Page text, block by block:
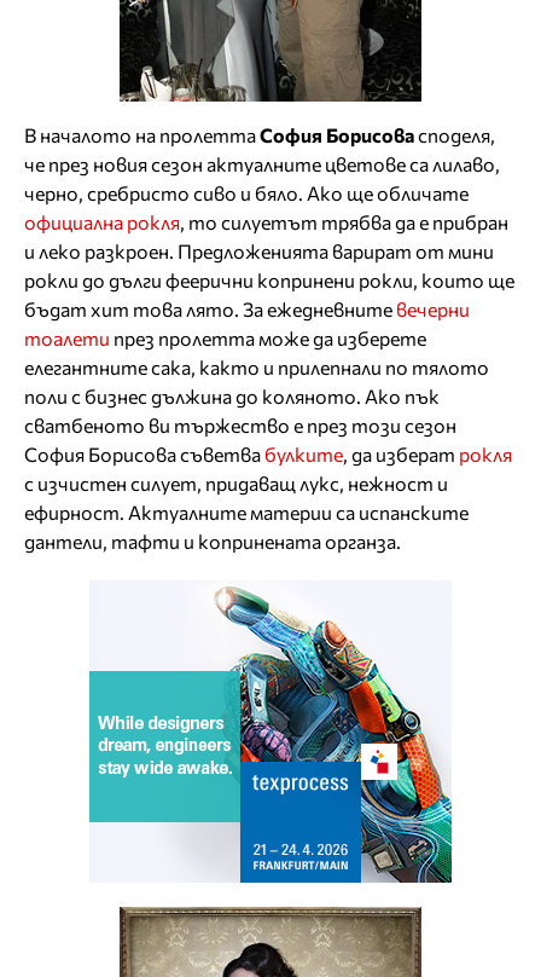
В началото на пролеттаСофия Борисовасподеля,
че през новия сезон актуалните цветове са лилаво,
черно, сребристо сиво и бяло. Ако ще обличате
официална рокля , то силуетът трябва да е прибран
и леко разкроен. Предложенията варират от мини
рокли до дълги феерични копринени рокли, които ще
бъдат хит това лято. За ежедневните вечерни
тоалети през пролетта може да изберете
елегантните сака, както и прилепнали по тялото
поли с бизнес дължина до коляното. Ако пък
сватбеното ви тържество е през този сезон
София Борисова съветва булките , да изберат рокля
с изчистен силует, придаващ лукс, нежност и
ефирност. Актуалните материи са испанските
дантели, тафти и копринената органза.